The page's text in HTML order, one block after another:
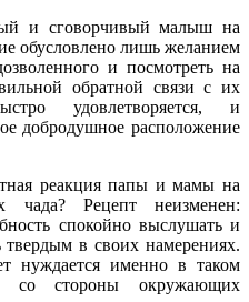
и сговорчивый малыш на
обусловлено лишь желанием
и посмотреть на
обратной связи с их
удовлетворяется, и
добродушное расположение
реакция папы и мамы на
чада? Рецепт неизменен:
спокойно выслушать и
твердым в своих намерениях.
нуждается именно в таком
со стороны окружающих